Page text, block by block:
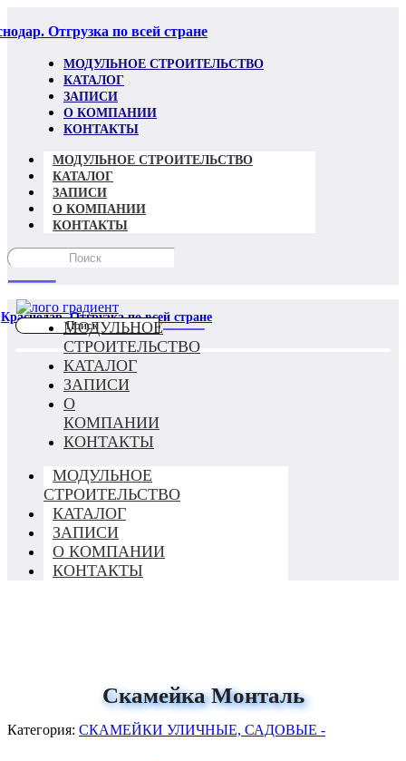
Отгрузка по всей стране
МОДУЛЬНОЕ СТРОИТЕЛЬСТВО
КАТАЛОГ
ЗАПИСИ
О КОМПАНИИ
КОНТАКТЫ
МОДУЛЬНОЕ СТРОИТЕЛЬСТВО
КАТАЛОГ
ЗАПИСИ
О КОМПАНИИ
КОНТАКТЫ
Краснодар. Отгрузка по всей стране
МОДУЛЬНОЕ
СТРОИТЕЛЬСТВО
КАТАЛОГ
ЗАПИСИ
О
КОМПАНИИ
КОНТАКТЫ
МОДУЛЬНОЕ
СТРОИТЕЛЬСТВО
КАТАЛОГ
ЗАПИСИ
О КОМПАНИИ
КОНТАКТЫ
Скамейка Монталь
Категория: СКАМЕЙКИ УЛИЧНЫЕ, САДОВЫЕ -